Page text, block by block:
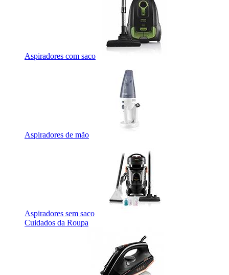
Aspiradores com saco
Aspiradores de mão
Aspiradores sem saco
Cuidados da Roupa